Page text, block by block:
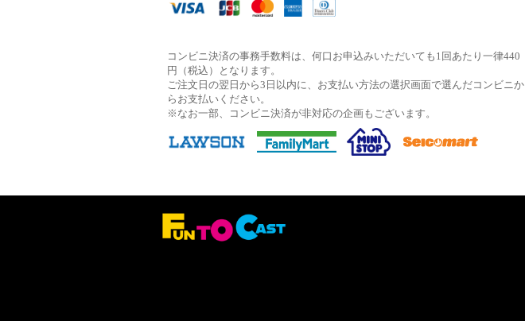
コンビニ決済の事務手数料は、何口お申込みいただいても1回あたり一律440
円（税込）となります。
ご注文日の翌日から3日以内に、お支払い方法の選択画面で選んだコンビニか
らお支払いください。
※なお一部、コンビニ決済が非対応の企画もございます。